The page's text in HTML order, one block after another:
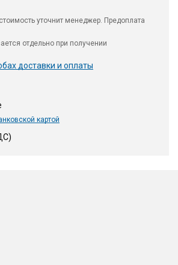
уточнит менеджер. Предоплата
отдельно при получении
доставки и оплаты
картой